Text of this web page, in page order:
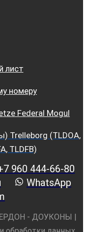
лист
номеру
Federal Mogul
Trelleborg (TLDOA,
TLDFB)
960 444-66-80
WhatsApp
- ДОУКОНЫ |